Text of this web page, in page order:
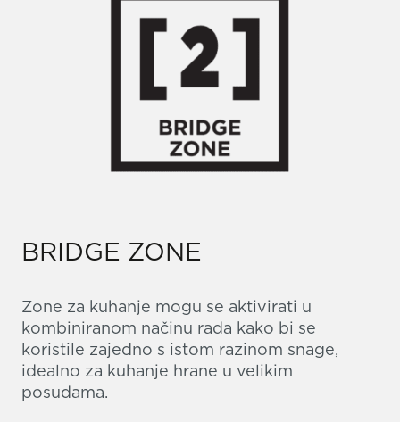
BRIDGE ZONE
Zone za kuhanje mogu se aktivirati u
kombiniranom načinu rada kako bi se
koristile zajedno s istom razinom snage,
idealno za kuhanje hrane u velikim
posudama.